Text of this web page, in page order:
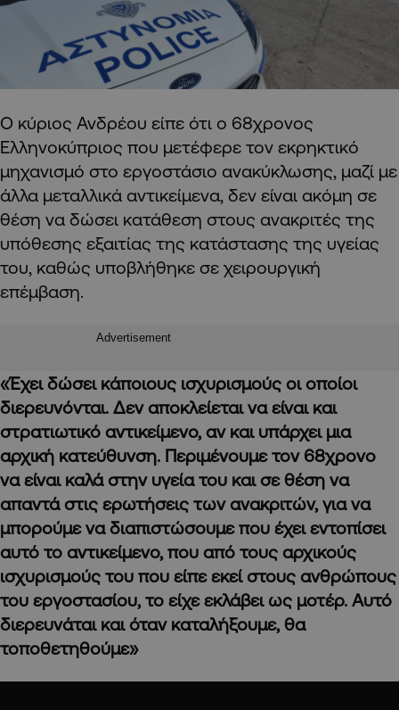
Ο κύριος Ανδρέου είπε ότι ο 68χρονος
Ελληνοκύπριος που μετέφερε τον εκρηκτικό
μηχανισμό στο εργοστάσιο ανακύκλωσης, μαζί με
άλλα μεταλλικά αντικείμενα, δεν είναι ακόμη σε
θέση να δώσει κατάθεση στους ανακριτές της
υπόθεσης εξαιτίας της κατάστασης της υγείας
του, καθώς υποβλήθηκε σε χειρουργική
επέμβαση.
Advertisement
«Έχει δώσει κάποιους ισχυρισμούς οι οποίοι
διερευνόνται. Δεν αποκλείεται να είναι και
στρατιωτικό αντικείμενο, αν και υπάρχει μια
αρχική κατεύθυνση. Περιμένουμε τον 68χρονο
να είναι καλά στην υγεία του και σε θέση να
απαντά στις ερωτήσεις των ανακριτών, για να
μπορούμε να διαπιστώσουμε που έχει εντοπίσει
αυτό το αντικείμενο, που από τους αρχικούς
ισχυρισμούς του που είπε εκεί στους ανθρώπους
του εργοστασίου, το είχε εκλάβει ως μοτέρ. Αυτό
διερευνάται και όταν καταλήξουμε, θα
τοποθετηθούμε»